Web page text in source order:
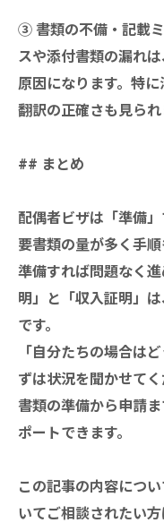
③ 書類の不備・記載
スや添付書類の漏れ
原因になります。特
翻訳の正確さも見られ
## まとめ
配偶者ビザは「準備
要書類の量が多く手
準備すれば問題なく
明」と「収入証明」
です。
「自分たちの場合は
ずは状況を聞かせてく
書類の準備から申請
ポートできます。
この記事の内容につ
いてご相談されたい